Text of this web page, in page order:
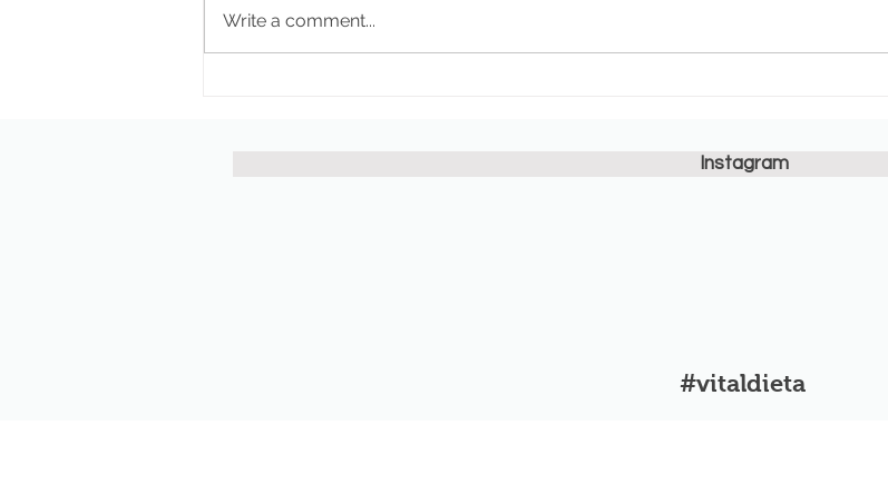
Pekano riešutų granola
Write a comment...
Instagram
#vitaldieta